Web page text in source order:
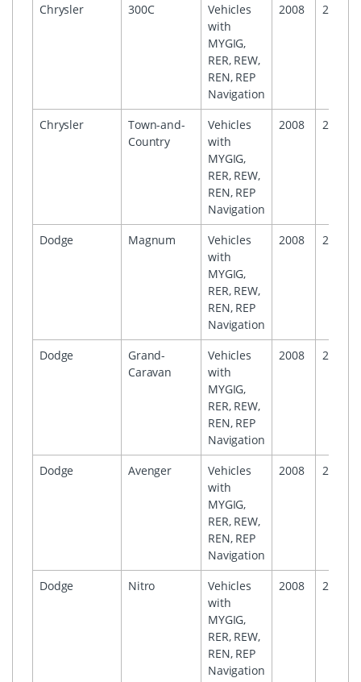
Chrysler 300C
Vehicles
with
MYGIG,
RER, REW,
REN, REP
Navigation
2008 2009
Chrysler
Town-and-
Country
Vehicles
with
MYGIG,
RER, REW,
REN, REP
Navigation
2008 2009
Dodge Magnum
Vehicles
with
MYGIG,
RER, REW,
REN, REP
Navigation
2008 2008
Dodge
Grand-
Caravan
Vehicles
with
MYGIG,
RER, REW,
REN, REP
Navigation
2008 2009
Dodge Avenger
Vehicles
with
MYGIG,
RER, REW,
REN, REP
Navigation
2008 2009
Dodge Nitro
Vehicles
with
MYGIG,
RER, REW,
REN, REP
Navigation
2008 2009